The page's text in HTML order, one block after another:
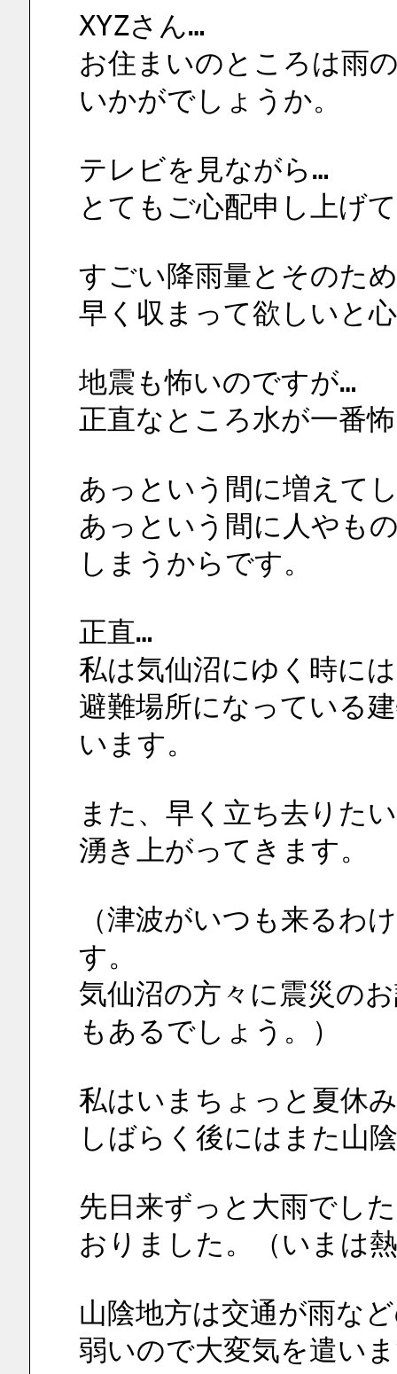
XYZさん…
お住まいのところは雨
いかがでしょうか。
テレビを見ながら…
とてもご心配申し上げ
すごい降雨量とそのた
早く収まって欲しいと
地震も怖いのですが…
正直なところ水が一番
あっという間に増えて
あっという間に人やも
しまうからです。
正直…
私は気仙沼にゆく時に
避難場所になっている
います。
また、早く立ち去りた
湧き上がってきます。
（津波がいつも来るわ
す。
気仙沼の方々に震災の
もあるでしょう。）
私はいまちょっと夏休
しばらく後にはまた山
先日来ずっと大雨でし
おりました。（いまは
山陰地方は交通が雨な
弱いので大変気を遣い